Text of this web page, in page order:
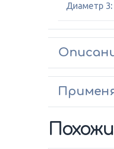
Диаметр 3: